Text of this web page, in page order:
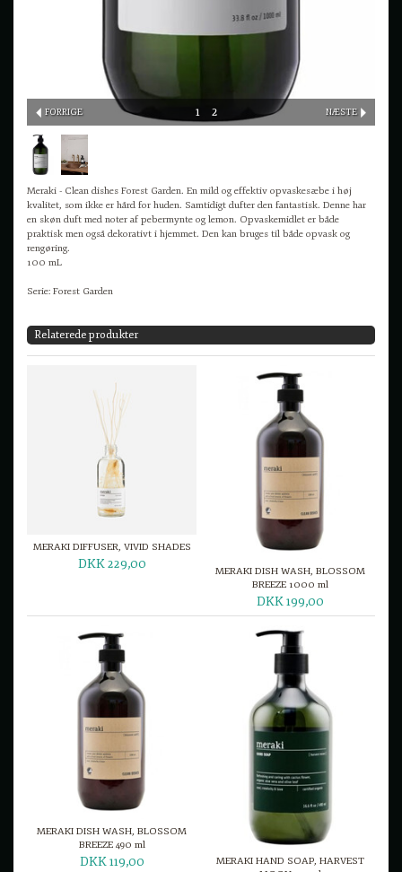
FORRIGE NÆSTE
1 2
Meraki - Clean dishes Forest Garden. En mild og effektiv opvaskesæbe i høj
kvalitet, som ikke er hård for huden. Samtidigt dufter den fantastisk. Denne har
en skøn duft med noter af pebermynte og lemon. Opvaskemidlet er både
praktisk men også dekorativt i hjemmet. Den kan bruges til både opvask og
rengøring.
100 mL
Serie: Forest Garden
Relaterede produkter
MERAKI DIFFUSER, VIVID SHADES
DKK 229,00
MERAKI DISH WASH, BLOSSOM
BREEZE 1000 ml
DKK 199,00
MERAKI DISH WASH, BLOSSOM
BREEZE 490 ml
DKK 119,00
MERAKI HAND SOAP, HARVEST